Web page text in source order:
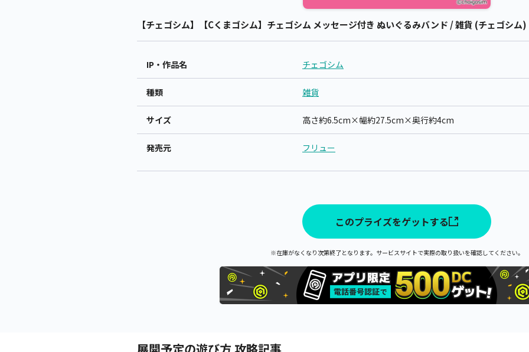
【チェゴシム】【Cくまゴシム】チェゴシム メッセージ付き ぬいぐるみバンド / 雑貨 (チェゴシム
IP・作品名 チェゴシム
種類 雑貨
サイズ 高さ約6.5cm×幅約27.5cm×奥行約4cm
発売元 フリュー
このプライズをゲットする
※在庫がなくなり次第終了となります。サービスサイトで実際の取り扱いを確認してください。